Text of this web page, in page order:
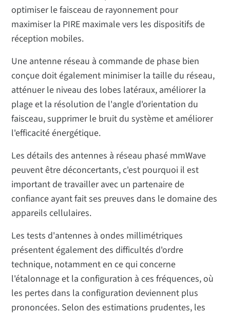
optimiser le faisceau de rayonnement pour
maximiser la PIRE maximale vers les dispositifs de
réception mobiles.
Une antenne réseau à commande de phase bien
conçue doit également minimiser la taille du réseau,
atténuer le niveau des lobes latéraux, améliorer la
plage et la résolution de l'angle d'orientation du
faisceau, supprimer le bruit du système et améliorer
l'efficacité énergétique.
Les détails des antennes à réseau phasé mmWave
peuvent être déconcertants, c'est pourquoi il est
important de travailler avec un partenaire de
confiance ayant fait ses preuves dans le domaine des
appareils cellulaires.
Les tests d'antennes à ondes millimétriques
présentent également des difficultés d'ordre
technique, notamment en ce qui concerne
l'étalonnage et la configuration à ces fréquences, où
les pertes dans la configuration deviennent plus
prononcées. Selon des estimations prudentes, les